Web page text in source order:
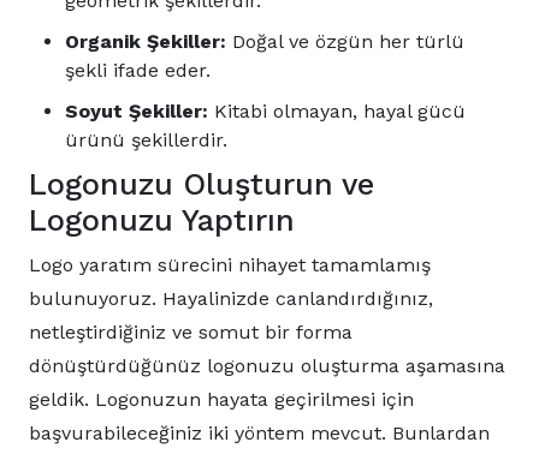
Organik Şekiller: Doğal ve özgün her türlü
şekli ifade eder.
Soyut Şekiller: Kitabi olmayan, hayal gücü
ürünü şekillerdir.
Logonuzu Oluşturun ve
Logonuzu Yaptırın
Logo yaratım sürecini nihayet tamamlamış
bulunuyoruz. Hayalinizde canlandırdığınız,
netleştirdiğiniz ve somut bir forma
dönüştürdüğünüz logonuzu oluşturma aşamasına
geldik. Logonuzun hayata geçirilmesi için
başvurabileceğiniz iki yöntem mevcut. Bunlardan